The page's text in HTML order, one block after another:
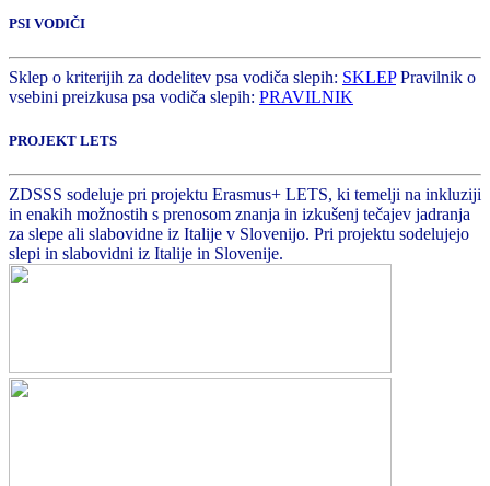
PSI VODIČI
Sklep o kriterijih za dodelitev psa vodiča slepih: SKLEPPravilnik o
vsebini preizkusa psa vodiča slepih: PRAVILNIK
PROJEKT LETS
ZDSSS sodeluje pri projektu Erasmus+ LETS, ki temelji na inkluziji
in enakih možnostih s prenosom znanja in izkušenj tečajev jadranja
za slepe ali slabovidne iz Italije v Slovenijo. Pri projektu sodelujejo
slepi in slabovidni iz Italije in Slovenije.